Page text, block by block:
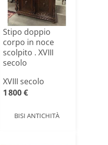
Stipo doppio
corpo in noce
scolpito . XVIII
secolo
XVIII secolo
1 800 €
BISI ANTICHITÀ